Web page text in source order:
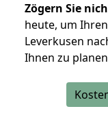
Zögern Sie
heute, um
Leverkusen
Ihnen zu